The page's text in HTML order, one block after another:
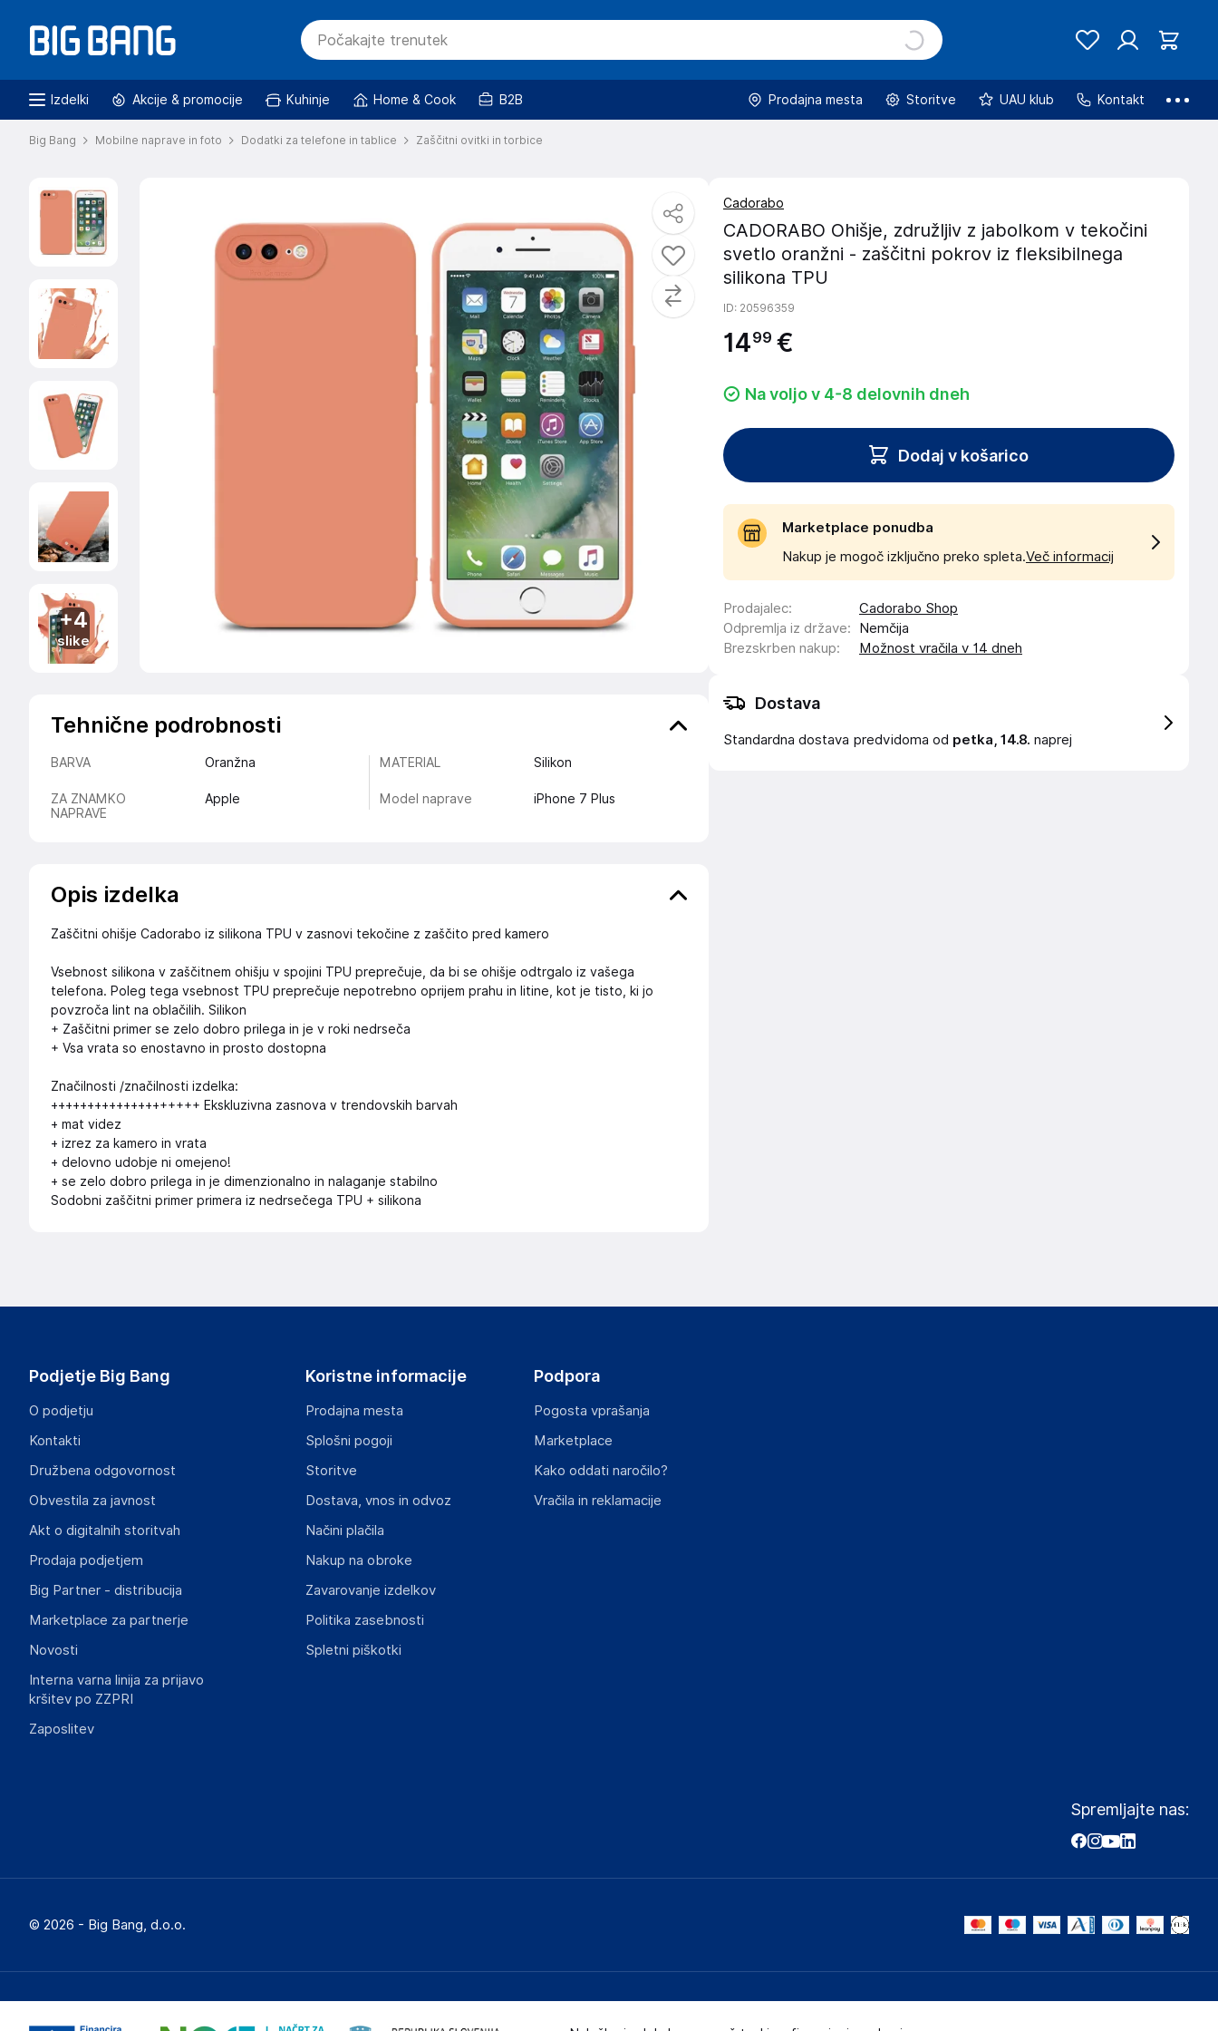
Izdelki Akcije & promocije Kuhinje Home & Cook B2B Prodajna mesta Storitve UAU klub Kontakt
Big Bang Mobilne naprave in foto Dodatki za telefone in tablice Zaščitni ovitki in torbice
+4
slike
Tehnične podrobnosti
BARVA Oranžna MATERIAL Silikon
ZA ZNAMKO
NAPRAVE
Apple Model naprave iPhone 7 Plus
Opis izdelka
Zaščitni ohišje Cadorabo iz silikona TPU v zasnovi tekočine z zaščito pred kamero
Vsebnost silikona v zaščitnem ohišju v spojini TPU preprečuje, da bi se ohišje odtrgalo iz vašega
telefona. Poleg tega vsebnost TPU preprečuje nepotrebno oprijem prahu in litine, kot je tisto, ki jo
povzroča lint na oblačilih. Silikon
+ Zaščitni primer se zelo dobro prilega in je v roki nedrseča
+ Vsa vrata so enostavno in prosto dostopna
Značilnosti /značilnosti izdelka:
++++++++++++++++++++ Ekskluzivna zasnova v trendovskih barvah
+ mat videz
+ izrez za kamero in vrata
+ delovno udobje ni omejeno!
+ se zelo dobro prilega in je dimenzionalno in nalaganje stabilno
Sodobni zaščitni primer primera iz nedrsečega TPU + silikona
Cadorabo
CADORABO Ohišje, združljiv z jabolkom v tekočini
svetlo oranžni - zaščitni pokrov iz fleksibilnega
silikona TPU
ID: 20596359
1499 €
Na voljo v 4-8 delovnih dneh
Dodaj v košarico
Marketplace ponudba
Nakup je mogoč izključno preko spleta.Več informacij
Prodajalec:
Cadorabo Shop
Odpremlja iz države:
Nemčija
Brezskrben nakup: Možnost vračila v 14 dneh
Dostava
Standardna dostava predvidoma od petka, 14.8. naprej
Podjetje Big Bang
O podjetju
Kontakti
Družbena odgovornost
Obvestila za javnost
Akt o digitalnih storitvah
Prodaja podjetjem
Big Partner - distribucija
Marketplace za partnerje
Novosti
Interna varna linija za prijavo
kršitev po ZZPRI
Zaposlitev
Koristne informacije
Prodajna mesta
Splošni pogoji
Storitve
Dostava, vnos in odvoz
Načini plačila
Nakup na obroke
Zavarovanje izdelkov
Politika zasebnosti
Spletni piškotki
Podpora
Pogosta vprašanja
Marketplace
Kako oddati naročilo?
Vračila in reklamacije
Spremljajte nas:
© 2026 - Big Bang, d.o.o.